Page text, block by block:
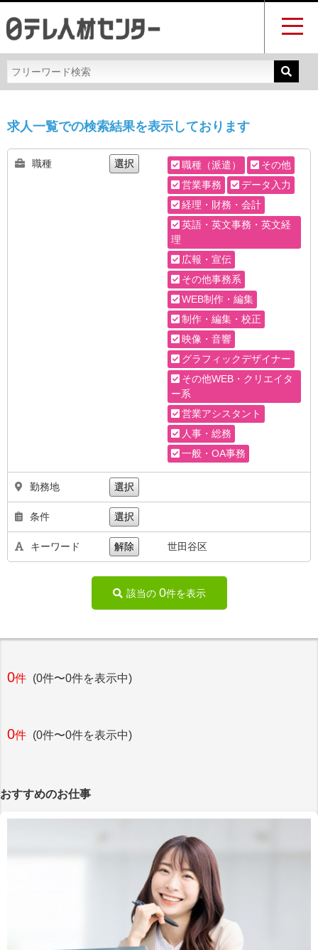
求人一覧での検索結果を表示しております
職種 選択 職種（派遣）
その他
営業事務
データ入力
経理・財務・会計
英語・英文事務・英文経
理
広報・宣伝
その他事務系
WEB制作・編集
制作・編集・校正
映像・音響
グラフィックデザイナー
その他WEB・クリエイタ
ー系
営業アシスタント
人事・総務
一般・OA事務
勤務地 選択
条件 選択
キーワード 解除 世田谷区
該当の 0件を表示
0件 (0件〜0件を表示中)
0件 (0件〜0件を表示中)
おすすめのお仕事